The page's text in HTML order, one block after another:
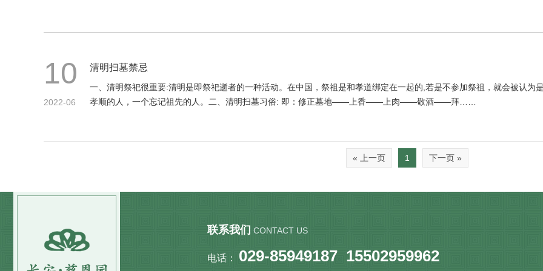
10
2022-06
清明扫墓禁忌
一、清明祭祀很重要:清明是即祭祀逝者的一种活动。在中国，祭祖是和孝道绑定在一起的,若是不参加祭祖，就会被认为
孝顺的人，一个忘记祖先的人。二、清明扫墓习俗: 即：修正墓地——上香——上肉——敬酒——拜……
« 上一页 1 下一页 »
联系我们 CONTACT US
电话： 029-85949187 15502959962